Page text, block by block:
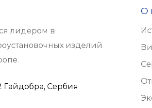
лидером в
изделий
Гайдобра, Сербия
О